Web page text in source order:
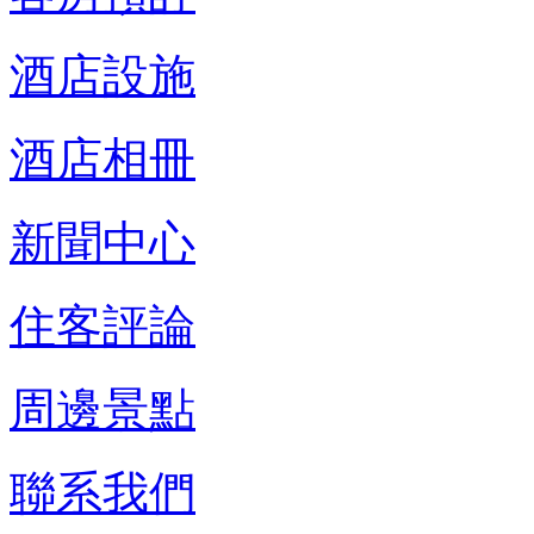
酒店設施
酒店相冊
新聞中心
住客評論
周邊景點
聯系我們